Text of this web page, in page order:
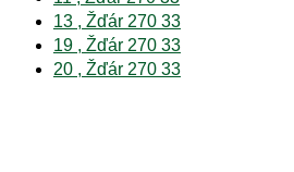
13 , Žďár 270 33
19 , Žďár 270 33
20 , Žďár 270 33